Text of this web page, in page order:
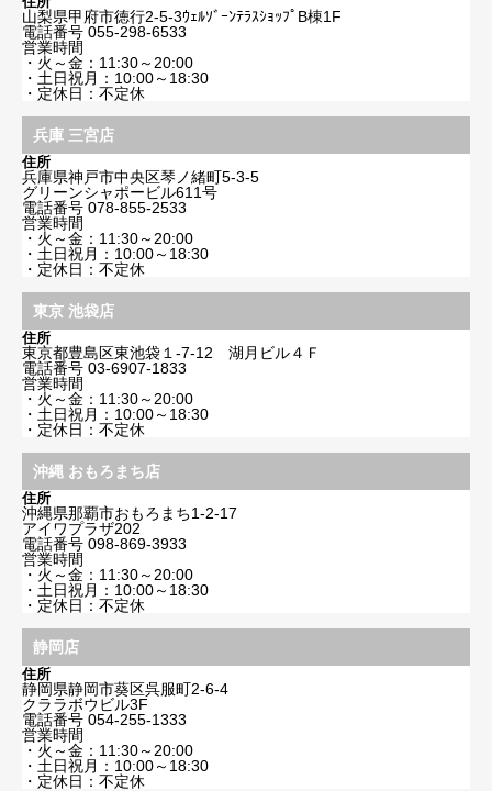
山梨県甲府市徳行2-5-3ｳｪﾙｿﾞｰﾝﾃﾗｽｼｮｯﾌﾟB棟1F
電話番号 055-298-6533
営業時間
・火～金：11:30～20:00
・土日祝月：10:00～18:30
・定休日：不定休
兵庫 三宮店
住所
兵庫県神戸市中央区琴ノ緒町5-3-5
グリーンシャポービル611号
電話番号 078-855-2533
営業時間
・火～金：11:30～20:00
・土日祝月：10:00～18:30
・定休日：不定休
東京 池袋店
住所
東京都豊島区東池袋１-7-12 湖月ビル４Ｆ
電話番号 03-6907-1833
営業時間
・火～金：11:30～20:00
・土日祝月：10:00～18:30
・定休日：不定休
沖縄 おもろまち店
住所
沖縄県那覇市おもろまち1-2-17
アイワプラザ202
電話番号 098-869-3933
営業時間
・火～金：11:30～20:00
・土日祝月：10:00～18:30
・定休日：不定休
静岡店
住所
静岡県静岡市葵区呉服町2-6-4
クララボウビル3F
電話番号 054-255-1333
営業時間
・火～金：11:30～20:00
・土日祝月：10:00～18:30
・定休日：不定休